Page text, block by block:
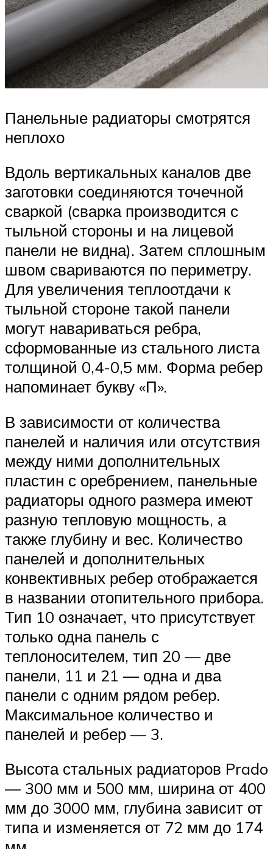
Панельные радиаторы смотрятся
неплохо
Вдоль вертикальных каналов две
заготовки соединяются точечной
сваркой (сварка производится с
тыльной стороны и на лицевой
панели не видна). Затем сплошным
швом свариваются по периметру.
Для увеличения теплоотдачи к
тыльной стороне такой панели
могут навариваться ребра,
сформованные из стального листа
толщиной 0,4-0,5 мм. Форма ребер
напоминает букву «П».
В зависимости от количества
панелей и наличия или отсутствия
между ними дополнительных
пластин с оребрением, панельные
радиаторы одного размера имеют
разную тепловую мощность, а
также глубину и вес. Количество
панелей и дополнительных
конвективных ребер отображается
в названии отопительного прибора.
Тип 10 означает, что присутствует
только одна панель с
теплоносителем, тип 20 — две
панели, 11 и 21 — одна и два
панели с одним рядом ребер.
Максимальное количество и
панелей и ребер — 3.
Высота стальных радиаторов Prado
— 300 мм и 500 мм, ширина от 400
мм до 3000 мм, глубина зависит от
типа и изменяется от 72 мм до 174